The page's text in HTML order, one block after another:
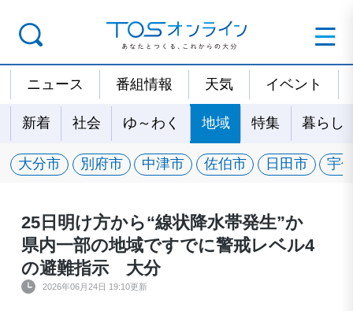
ニュース 番組情報 天気 イベント
新着 社会 ゆ～わく 地域 特集 暮らし
大分市 別府市 中津市 佐伯市 日田市 宇
25日明け方から“線状降水帯発生”か
県内一部の地域ですでに警戒レベル4
の避難指示 大分
2026年06月24日 19:10更新